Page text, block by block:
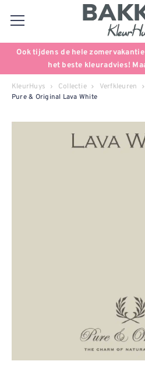
Ook tijdens de hele
het beste kleuradvies!
KleurHuys Collectie Verfkleuren
Pure & Original Lava White